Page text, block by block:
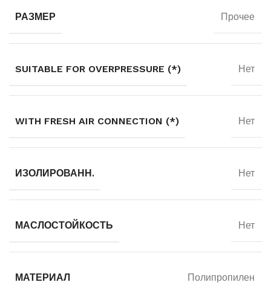
РАЗМЕР Прочее
SUITABLE FOR OVERPRESSURE (*) Нет
WITH FRESH AIR CONNECTION (*) Нет
ИЗОЛИРОВАНН. Нет
МАСЛОСТОЙКОСТЬ Нет
МАТЕРИАЛ Полипропилен